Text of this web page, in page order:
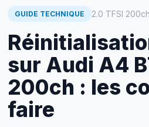
GUIDE TECHNIQUE 2.0 TFSI 200ch
sur Audi A4
200ch : les
faire